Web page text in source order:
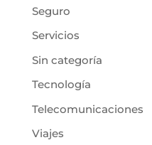
Seguro
Servicios
Sin categoría
Tecnología
Telecomunicaciones
Viajes